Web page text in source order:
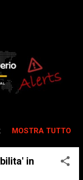
MOSTRA TUTTO
in